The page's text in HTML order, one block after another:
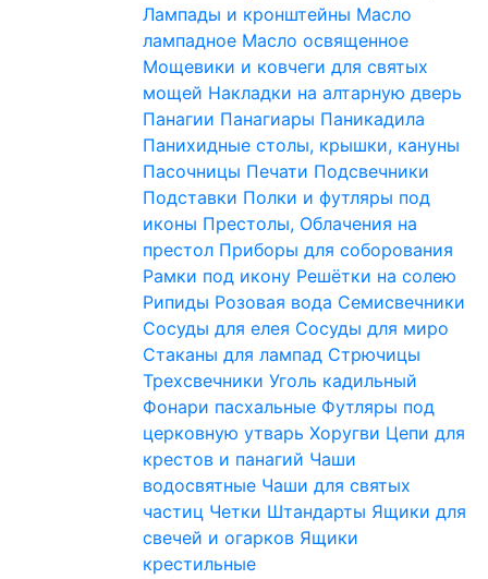
Лампады и кронштейны Масло
лампадное Масло освященное
Мощевики и ковчеги для святых
мощей Накладки на алтарную дверь
Панагии Панагиары Паникадила
Панихидные столы, крышки, кануны
Пасочницы Печати Подсвечники
Подставки Полки и футляры под
иконы Престолы, Облачения на
престол Приборы для соборования
Рамки под икону Решётки на солею
Рипиды Розовая вода Семисвечники
Сосуды для елея Сосуды для миро
Стаканы для лампад Стрючицы
Трехсвечники Уголь кадильный
Фонари пасхальные Футляры под
церковную утварь Хоругви Цепи для
крестов и панагий Чаши
водосвятные Чаши для святых
частиц Четки Штандарты Ящики для
свечей и огарков Ящики
крестильные